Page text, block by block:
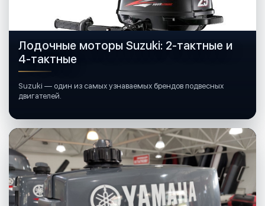
Лодочные моторы Suzuki: 2-тактные и
4-тактные
Suzuki — один из самых узнаваемых брендов подвесных
двигателей.